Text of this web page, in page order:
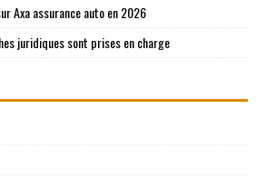
Axa assurance auto en 2026
juridiques sont prises en charge